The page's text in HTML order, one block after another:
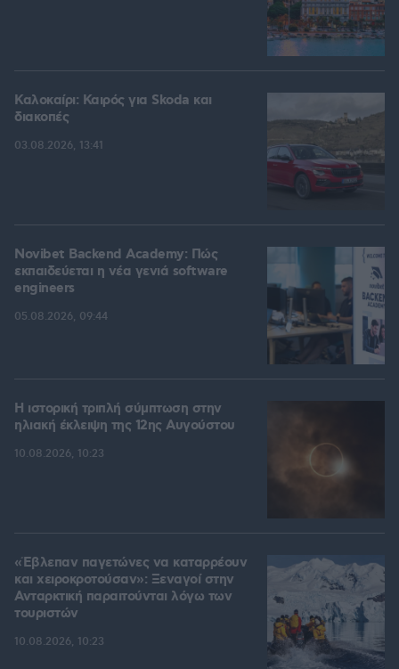
Καλοκαίρι: Καιρός για Skoda και
διακοπές
03.08.2026, 13:41
Novibet Backend Academy: Πώς
εκπαιδεύεται η νέα γενιά software
engineers
05.08.2026, 09:44
Η ιστορική τριπλή σύμπτωση στην
ηλιακή έκλειψη της 12ης Αυγούστου
10.08.2026, 10:23
«Έβλεπαν παγετώνες να καταρρέουν
και χειροκροτούσαν»: Ξεναγοί στην
Ανταρκτική παραιτούνται λόγω των
τουριστών
10.08.2026, 10:23